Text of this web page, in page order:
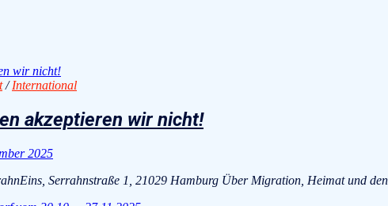
/International
akzeptieren wir nicht!
2025
Serrahnstraße 1, 21029 Hamburg Über Migration, Heimat und